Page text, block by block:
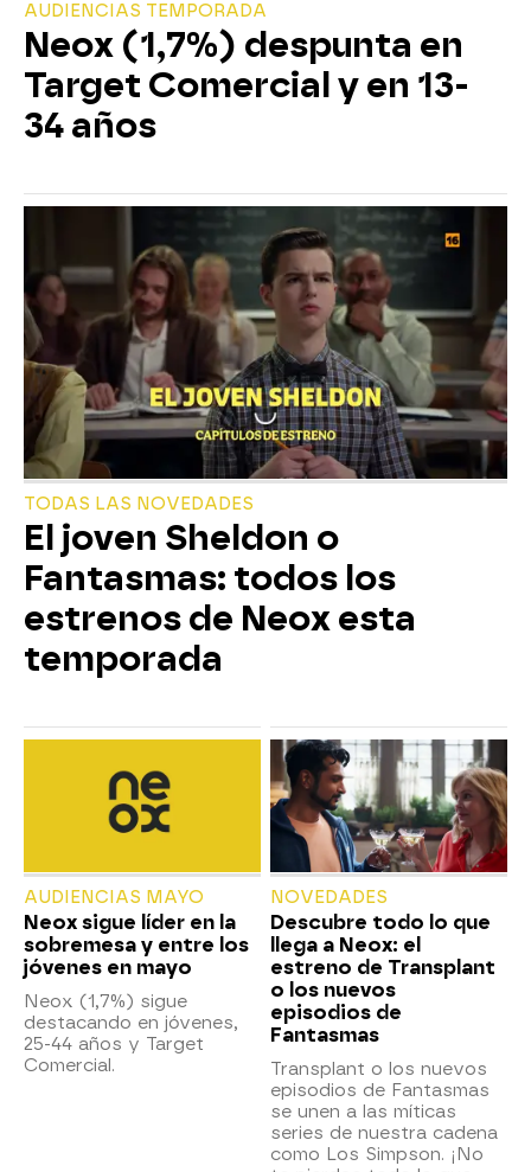
AUDIENCIAS TEMPORADA
Neox (1,7%) despunta en
Target Comercial y en 13-
34 años
TODAS LAS NOVEDADES
El joven Sheldon o
Fantasmas: todos los
estrenos de Neox esta
temporada
AUDIENCIAS MAYO
Neox sigue líder en la
sobremesa y entre los
jóvenes en mayo
Neox (1,7%) sigue
destacando en jóvenes,
25-44 años y Target
Comercial.
NOVEDADES
Descubre todo lo que
llega a Neox: el
estreno de Transplant
o los nuevos
episodios de
Fantasmas
Transplant o los nuevos
episodios de Fantasmas
se unen a las míticas
series de nuestra cadena
como Los Simpson. ¡No